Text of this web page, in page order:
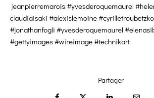
jeanpierremarois #yvesderoquemaurel
claudiaisaki #alexislemoine
#jonathanfogli #yvesderoquemaurel
#gettyimages #wireimage #technikart
Partager